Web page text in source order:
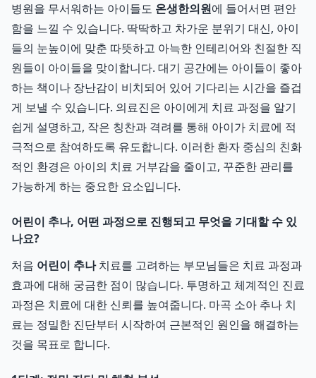
병원을 무서워하는 아이들도 온생한의원에 들어서면 편안
함을 느낄 수 있습니다. 딱딱하고 차가운 분위기 대신, 아이
들의 눈높이에 맞춘 따뜻하고 아늑한 인테리어와 친절한 직
원들이 아이들을 맞이합니다. 대기 공간에는 아이들이 좋아
하는 책이나 장난감이 비치되어 있어 기다리는 시간을 즐겁
게 보낼 수 있습니다. 의료진은 아이에게 치료 과정을 알기
쉽게 설명하고, 작은 칭찬과 격려를 통해 아이가 치료에 적
극적으로 참여하도록 유도합니다. 이러한 환자 중심의 친화
적인 환경은 아이의 치료 거부감을 줄이고, 꾸준한 관리를
가능하게 하는 중요한 요소입니다.
어린이 추나, 어떤 과정으로 진행되고 무엇을 기대할 수 있
나요?
처음 어린이 추나치료를 고려하는 부모님들은 치료 과정과
효과에 대해 궁금한 점이 많습니다. 투명하고 체계적인 진료
과정은 치료에 대한 신뢰를 높여줍니다. 마곡 소아 추나 치
료는 정밀한 진단부터 시작하여 근본적인 원인을 해결하는
것을 목표로 합니다.